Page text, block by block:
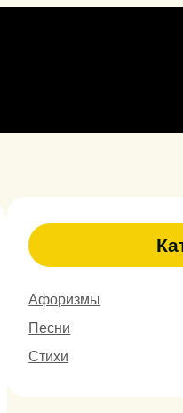
Афоризмы
Песни
Стихи